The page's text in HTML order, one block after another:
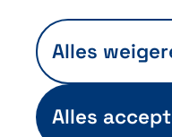
Anonieme
Ils sont
du site et sont
(ex. info de
Alles
Alles